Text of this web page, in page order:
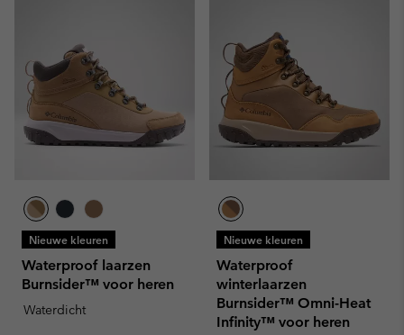
Nieuwe kleuren
Waterproof laarzen
Burnsider™ voor heren
Waterdicht
Nieuwe kleuren
Waterproof
winterlaarzen
Burnsider™ Omni-Heat
Infinity™ voor heren